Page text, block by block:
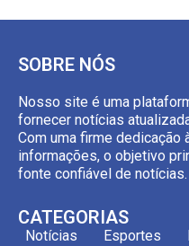
SOBRE NÓS
Nosso site é uma
fornecer notícias
Com uma firme dedicação
informações, o objetivo
fonte confiável de notícias.
CATEGORIAS
Notícias Esportes